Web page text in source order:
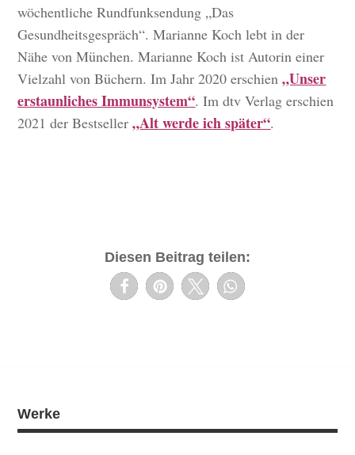
wöchentliche Rundfunksendung „Das
Gesundheitsgespräch“. Marianne Koch lebt in der
Nähe von München. Marianne Koch ist Autorin einer
Vielzahl von Büchern. Im Jahr 2020 erschien„Unser
erstaunliches Immunsystem“. Im dtv Verlag erschien
2021 der Bestseller„Alt werde ich später“.
Diesen Beitrag teilen:
Werke